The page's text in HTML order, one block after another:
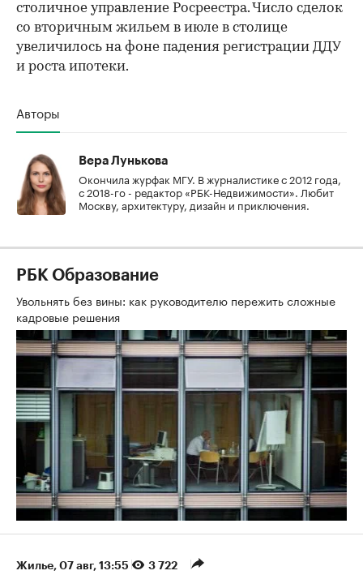
столичное управление Росреестра. Число сделок
со вторичным жильем в июле в столице
увеличилось на фоне падения регистрации ДДУ
и роста ипотеки.
Авторы
Вера Лунькова
Окончила журфак МГУ. В журналистике с 2012 года,
с 2018-го - редактор «РБК-Недвижимости». Любит
Москву, архитектуру, дизайн и приключения.
РБК Образование
Увольнять без вины: как руководителю пережить сложные
кадровые решения
Жилье⁠, 07 авг, 13:55 3 722